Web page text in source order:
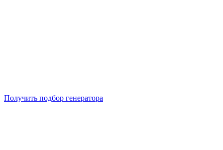
Получить подбор генератора